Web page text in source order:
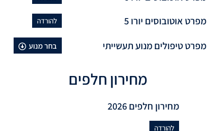
מפרט אוטובוסים יורו 5 להורדה
מפרט טיפולים מנוע תעשייתי בחר מנוע
מפרט טיפולים מנוע תעשייתי
להורדה
מחירון חלפים
מחירון חלפים 2026
להורדה